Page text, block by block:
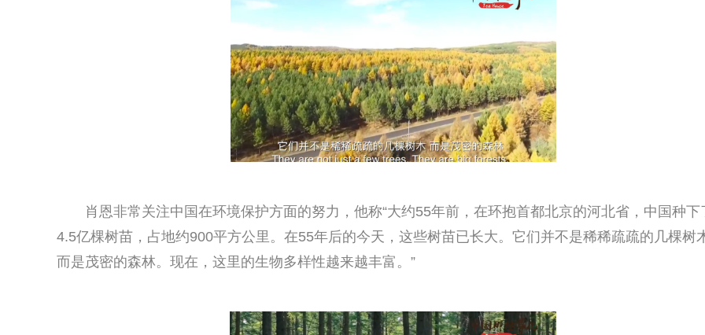
肖恩非常关注中国在环境保护方面的努力，他称“大约55年前，在环抱首都北京的河北省，中国种下
4.5亿棵树苗，占地约900平方公里。在55年后的今天，这些树苗已长大。它们并不是稀稀疏疏的几棵树
而是茂密的森林。现在，这里的生物多样性越来越丰富。”